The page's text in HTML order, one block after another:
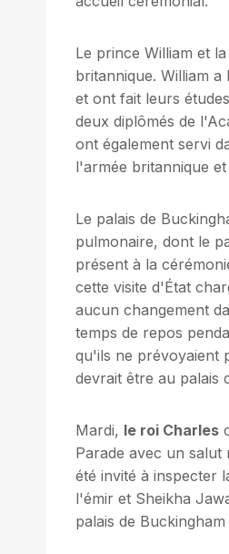
Le prince William et
britannique. William
et ont fait leurs
deux diplômés de
ont également servi
l'armée britannique
Le palais de
pulmonaire, dont le
présent à la
cette visite d'État
aucun changement
temps de repos
qu'ils ne prévoyaient
devrait être au palais
Mardi, le roi Charles
Parade avec un
été invité à inspecter
l'émir et Sheikha
palais de